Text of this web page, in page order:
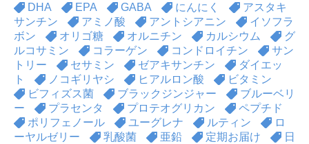
DHA EPA GABA にんにく
アスタキ
サンチン
アミノ酸 アントシアニン
イソフラ
ボン
オリゴ糖 オルニチン カルシウム
グ
ルコサミン
コラーゲン コンドロイチン
サン
トリー
セサミン ゼアキサンチン
ダイエッ
ト
ノコギリヤシ ヒアルロン酸
ビタミン
ビフィズス菌
ブラックジンジャー
ブルーベリ
ー
プラセンタ プロテオグリカン
ペプチド
ポリフェノール
ユーグレナ ルティン
ロ
ーヤルゼリー
乳酸菌 亜鉛 定期お届け
日